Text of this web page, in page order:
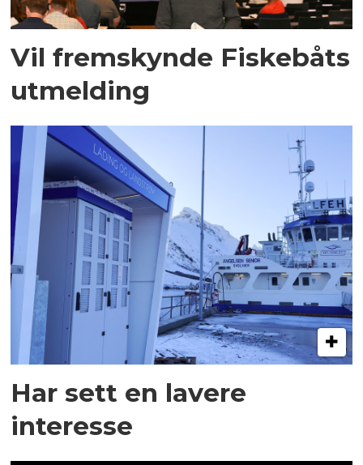
Vil fremskynde Fiskebåts
utmelding
Har sett en lavere
interesse